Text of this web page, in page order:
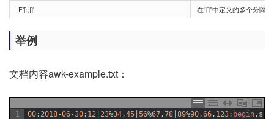
-F'[:;|]'
在“[]”中定义的多个分隔符
举例
文档内容awk-example.txt：
1
00 : 2018-06-30; 12 23%34,45 56%67,78 89%90,66, 123; begin,